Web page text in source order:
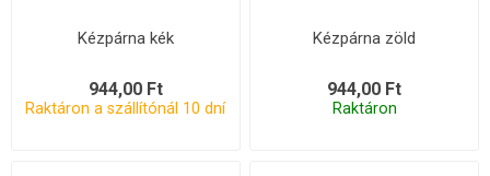
Kézpárna kék
944,00 Ft
Raktáron a szállítónál 10 dní
Kézpárna zöld
944,00 Ft
Raktáron